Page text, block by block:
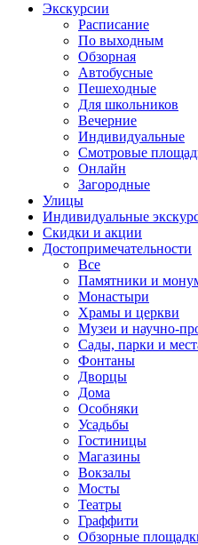
Экскурсии
Расписание
По выходным
Обзорная
Автобусные
Пешеходные
Для школьников
Вечерние
Индивидуальные
Смотровые
Онлайн
Загородные
Улицы
Индивидуальные
Скидки и акции
Достопримеча­тельности
Все
Памятники и
Монастыри
Храмы и церкви
Музеи и научно-
Сады, парки и
Фонтаны
Дворцы
Дома
Особняки
Усадьбы
Гостиницы
Магазины
Вокзалы
Мосты
Театры
Граффити
Обзорные